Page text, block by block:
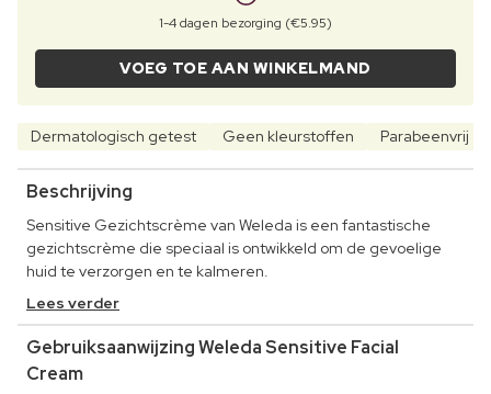
1-4 dagen bezorging (€5.95)
VOEG TOE AAN WINKELMAND
Dermatologisch getest Geen kleurstoffen Parabeenvrij
Beschrijving
Sensitive Gezichtscrème van Weleda is een fantastische
gezichtscrème die speciaal is ontwikkeld om de gevoelige
huid te verzorgen en te kalmeren.
Lees verder
Gebruiksaanwijzing Weleda Sensitive Facial
Cream